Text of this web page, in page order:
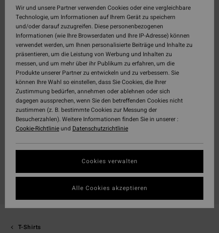
T-Shirts
Wir und unsere Partner verwenden Cookies oder eine vergleichbare
Technologie, um Informationen auf Ihrem Gerät zu speichern
und/oder darauf zuzugreifen. Diese personenbezogenen
Informationen (wie Ihre Browserdaten und Ihre IP-Adresse) können
verwendet werden, um Ihnen personalisierte Beiträge und Inhalte zu
präsentieren, um die Leistung von Werbung und Inhalten zu
messen, und um mehr über ihr Publikum zu erfahren, um die
Produkte unserer Partner zu entwickeln und zu verbessern. Sie
können Ihre Wahl so einstellen, dass Sie Cookies, die Ihrer
Zustimmung bedürfen, annehmen oder ablehnen oder sich
dagegen aussprechen, wenn Sie den betreffenden Cookies nicht
zustimmen (z. B. bestimmte Cookies zur Messung der
Besucherzahlen). Weitere Informationen finden Sie in unserer :
Cookie-Richtlinieund Datenschutzrichtlinie
Cookies verwalten
Alle Cookies akzeptieren